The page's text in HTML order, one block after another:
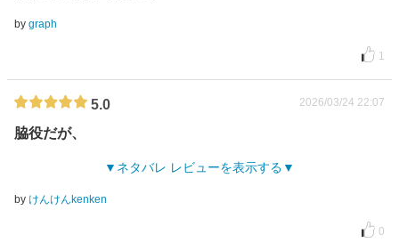
by graph
1
5.0 2026/03/24 22:07
脇役だが、
ネタバレ レビューを表示する
by けんけんkenken
0